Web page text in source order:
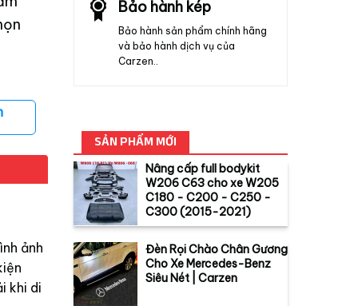
ảnh
khi di
Bảo hành kép
Bảo hành sản phẩm chính hãng
và bảo hành dịch vụ của
Carzen..
SẢN PHẨM MỚI
Nâng cấp full bodykit
W206 C63 cho xe W205
C180 - C200 - C250 -
C300 (2015-2021)
Đèn Rọi Chào Chân Gương
Cho Xe Mercedes-Benz
Siêu Nét | Carzen